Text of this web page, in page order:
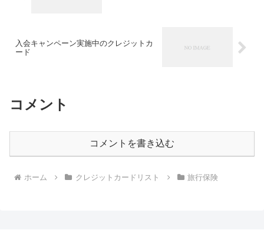
入会キャンペーン実施中のクレジットカ
ード
コメント
コメントを書き込む
ホーム クレジットカードリスト 旅行保険